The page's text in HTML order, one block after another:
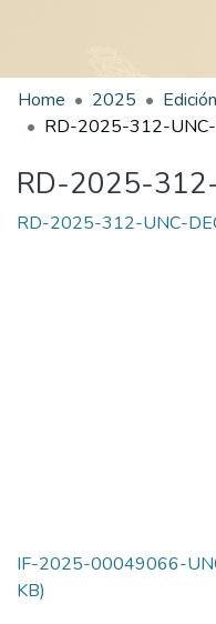
Home 2025
RD-2025-
RD-2025-312-UNC-
IF-2025-00049066-
KB)